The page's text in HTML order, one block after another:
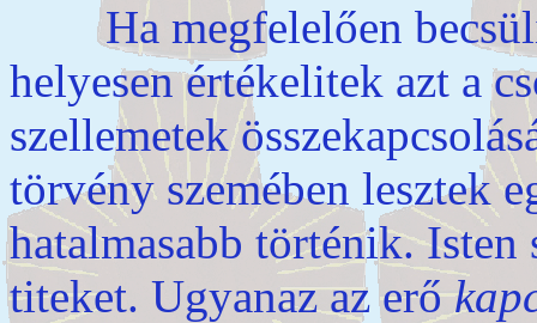
Ha megfelelően
helyesen értékelitek azt a
szellemetek
törvény szemében lesztek
hatalmasabb történik.
titeket. Ugyanaz az erő